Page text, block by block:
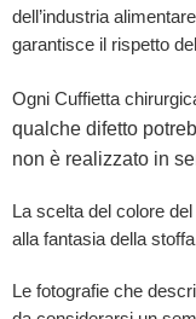
dell’industria
garantisce il rispetto
Ogni Cuffietta
qualche difetto
non è realizzato in
La scelta del colore
alla fantasia della
Le fotografie che